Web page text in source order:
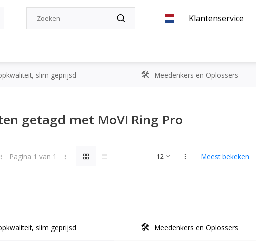
Klantenservice
slim geprijsd Meedenkers en Oplossers
getagd met MoVI Ring Pro
Pagina 1 van 1 Meest bekeken
slim geprijsd Meedenkers en Oplossers